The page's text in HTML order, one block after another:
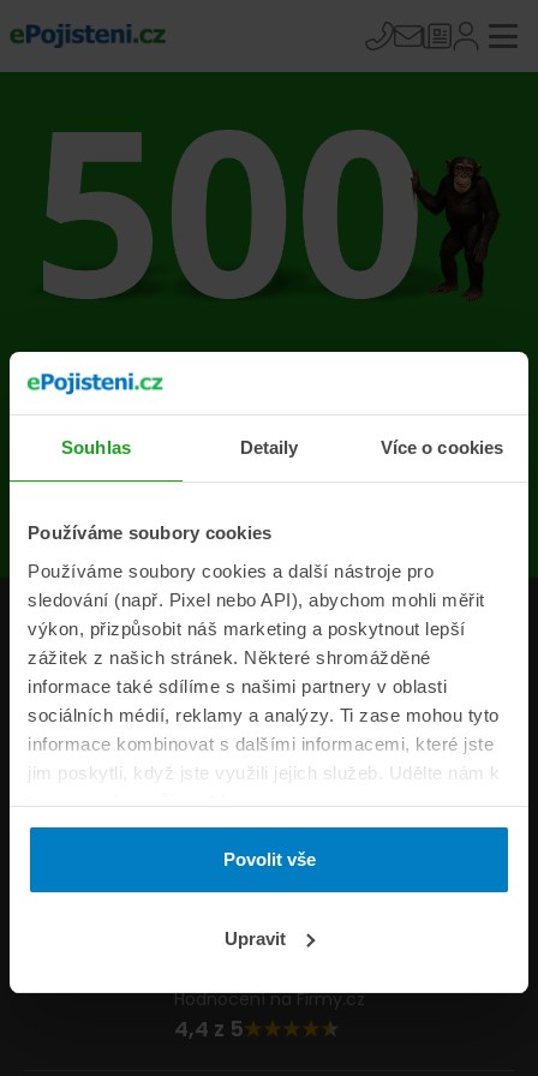
Souhlas Detaily Více o cookies
Používáme soubory cookies
Používáme soubory cookies a další nástroje pro
sledování (např. Pixel nebo API), abychom mohli měřit
výkon, přizpůsobit náš marketing a poskytnout lepší
zážitek z našich stránek. Některé shromážděné
informace také sdílíme s našimi partnery v oblasti
sociálních médií, reklamy a analýzy. Ti zase mohou tyto
informace kombinovat s dalšími informacemi, které jste
jim poskytli, když jste využili jejich služeb. Udělte nám k
tomu prosím svůj souhlas.
Povolit vše
Upravit
Na stránce se vyskytla
chyba
Produkty
Pojišťovny
Informace
ePojisteni.cz
Formuláře
Napište nám
Hodnocení na Firmy.cz
4,4 z 5